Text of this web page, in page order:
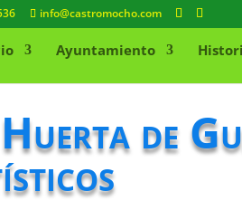
info@castromocho.com
Ayuntamiento
de